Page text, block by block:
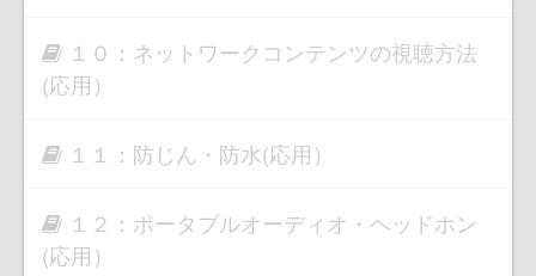
１０：ネットワークコンテンツの視聴方法
(応用）
１１：防じん・防水(応用）
１２：ポータブルオーディオ・ヘッドホン
(応用）